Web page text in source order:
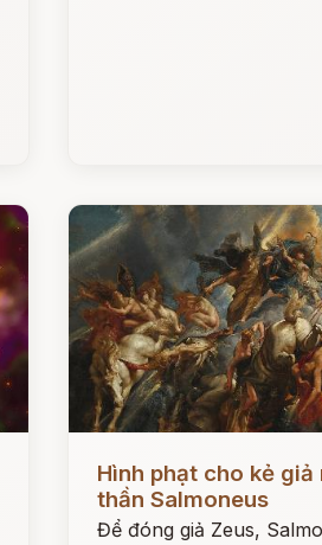
Hình phạt cho kẻ giả
thần Salmoneus
Để đóng giả Zeus,